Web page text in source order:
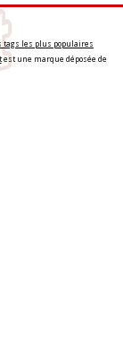
tags les plus populaires
est une marque déposée de